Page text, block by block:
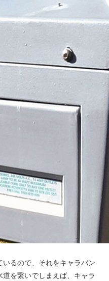
るので、それをキャラバン
を繋いでしまえば、キャラ